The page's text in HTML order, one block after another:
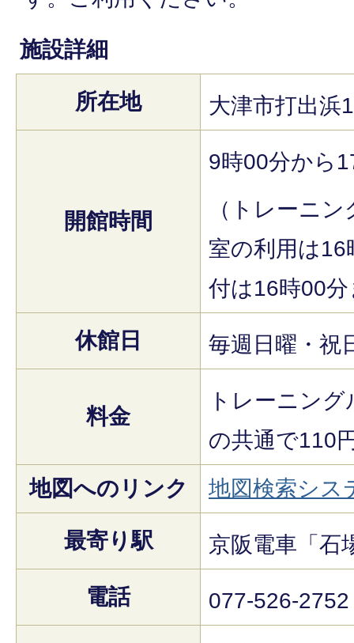
施設詳細
所在地 大津市打出浜
開館時間
9時00分から
（トレーニ
室の利用は16
付は16時00
休館日 毎週日曜・祝
料金
トレーニン
の共通で110
地図へのリンク
地図検索シス
最寄り駅 京阪電車「石
電話 077-526-2752